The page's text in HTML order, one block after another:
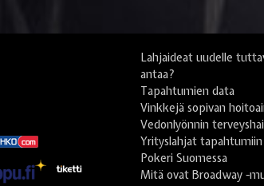
Lahjaideat uudelle
antaa?
Tapahtumien data
Vinkkejä sopivan
Vedonlyönnin
Yrityslahjat tapahtumiin
Pokeri Suomessa
Mitä ovat Broadway -